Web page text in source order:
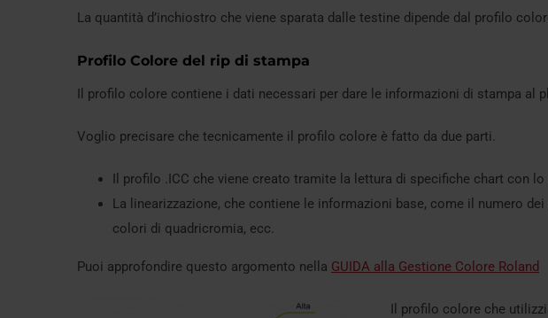
La quantità d’inchiostro che viene sparata dalle testine dipende dal profilo
Profilo Colore del rip di stampa
Il profilo colore contiene i dati necessari per dare le informazioni di stampa al
Voglio precisare che tecnicamente il profilo colore è fatto da due parti.
Il profilo .ICC che viene creato tramite la lettura di specifiche chart con
La linearizzazione, che contiene le informazioni base, come il numero
colori di quadricromia, ecc.
Puoi approfondire questo argomento nella GUIDA alla Gestione Colore Roland
Il profilo colore che